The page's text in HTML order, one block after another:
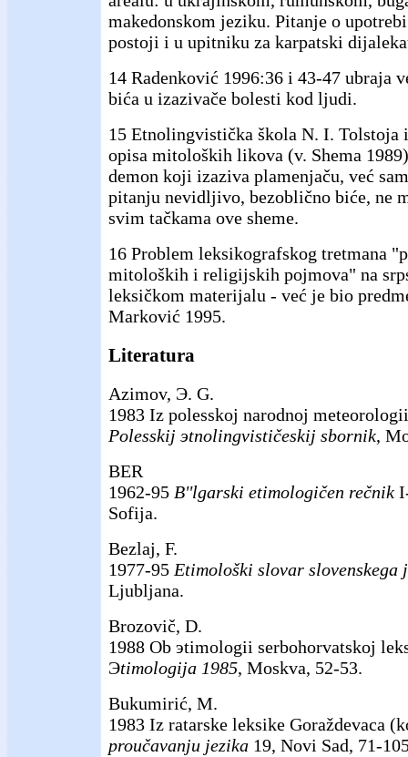
makedonskom jeziku. Pitanje o
postoji i u upitniku za karpatski
14 Radenković 1996:36 i 43-47 ubraja
bića u izazivače bolesti kod ljudi.
15 Etnolingvistička škola N. I. Tolstoja
opisa mitoloških likova (v. Shema
demon koji izaziva plamenjaču, već
pitanju nevidljivo, bezoblično biće, ne
svim tačkama ove sheme.
16 Problem leksikografskog tretmana
mitoloških i religijskih pojmova" na
leksičkom materijalu - već je bio
Marković 1995.
Literatura
Azimov, Э. G.
1983 Iz polesskoj narodnoj
Polesskij эtnolingvističeskij sbornik,
BER
1962-95 B''lgarski etimologičen rečnik
Sofija.
Bezlaj, F.
1977-95Etimološki slovar slovenskega
Ljubljana.
Brozovič, D.
1988 Ob эtimologii serbohorvatskoj
Эtimologija 1985, Moskva, 52-53.
Bukumirić, M.
1983 Iz ratarske leksike Goraždevaca
proučavanju jezika 19, Novi Sad, 71-